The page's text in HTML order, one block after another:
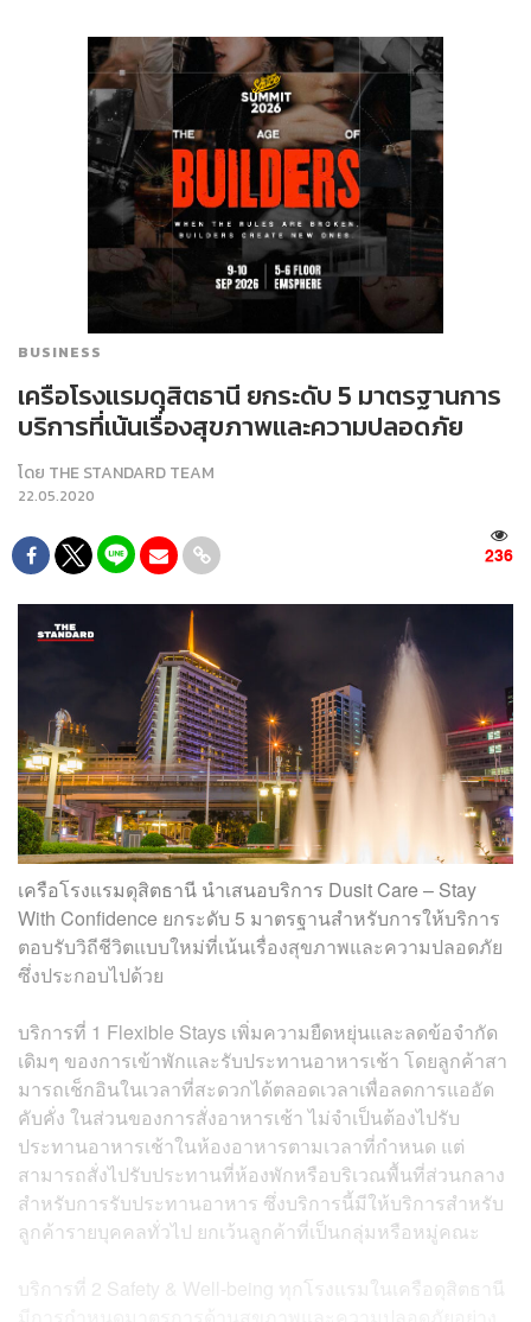
BUSINESS
เครือโรงแรมดุสิตธานี ยกระดับ 5 มาตรฐานการ
บริการที่เน้นเรื่องสุขภาพและความปลอดภัย
โดย THE STANDARD TEAM
22.05.2020
236
เครือโรงแรมดุสิตธานี นำเสนอบริการ Dusit Care – Stay
With Confidence ยกระดับ 5 มาตรฐานสำหรับการให้บริการ
ตอบรับวิถีชีวิตแบบใหม่ที่เน้นเรื่องสุขภาพและความปลอดภัย
ซึ่งประกอบไปด้วย
บริการที่ 1 Flexible Stays เพิ่มความยืดหยุ่นและลดข้อจำกัด
เดิมๆ ของการเข้าพักและรับประทานอาหารเช้า โดยลูกค้าสา
มารถเช็กอินในเวลาที่สะดวกได้ตลอดเวลาเพื่อลดการแออัด
คับคั่ง ในส่วนของการสั่งอาหารเช้า ไม่จำเป็นต้องไปรับ
ประทานอาหารเช้าในห้องอาหารตามเวลาที่กำหนด แต่
สามารถสั่งไปรับประทานที่ห้องพักหรือบริเวณพื้นที่ส่วนกลาง
สำหรับการรับประทานอาหาร ซึ่งบริการนี้มีให้บริการสำหรับ
ลูกค้ารายบุคคลทั่วไป ยกเว้นลูกค้าที่เป็นกลุ่มหรือหมู่คณะ
บริการที่ 2 Safety & Well-being ทุกโรงแรมในเครือดุสิตธานี